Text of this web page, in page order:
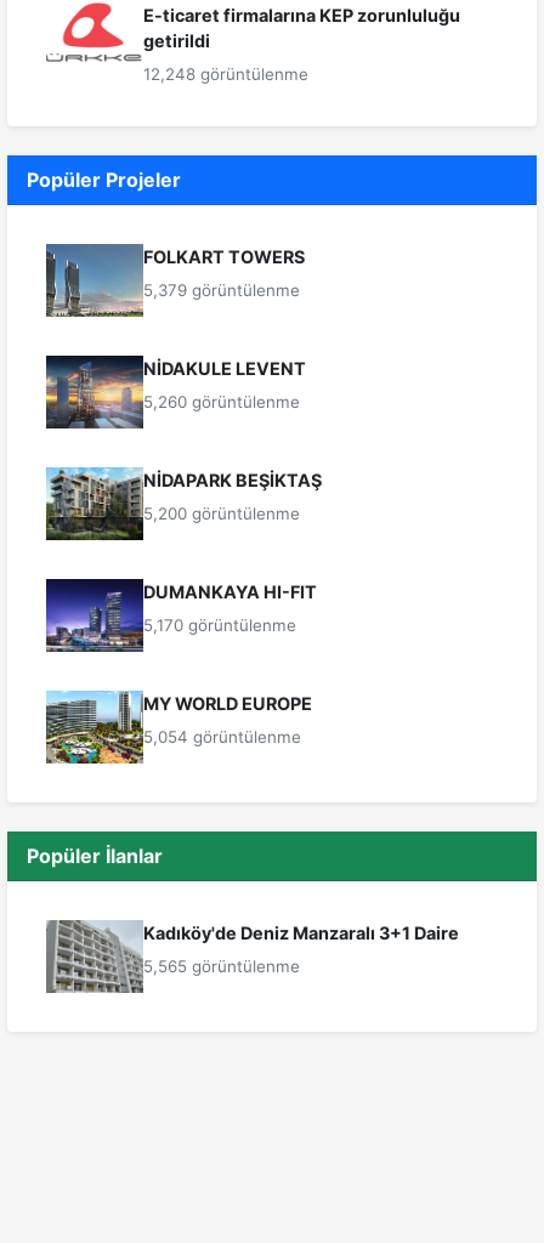
E-ticaret firmalarına KEP zorunluluğu
getirildi
12,248 görüntülenme
Popüler Projeler
FOLKART TOWERS
5,379 görüntülenme
NİDAKULE LEVENT
5,260 görüntülenme
NİDAPARK BEŞİKTAŞ
5,200 görüntülenme
DUMANKAYA HI-FIT
5,170 görüntülenme
MY WORLD EUROPE
5,054 görüntülenme
Popüler İlanlar
Kadıköy'de Deniz Manzaralı 3+1 Daire
5,565 görüntülenme